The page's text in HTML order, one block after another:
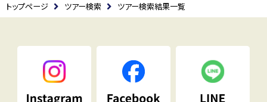
トップページ ツアー検索 ツアー検索結果一覧